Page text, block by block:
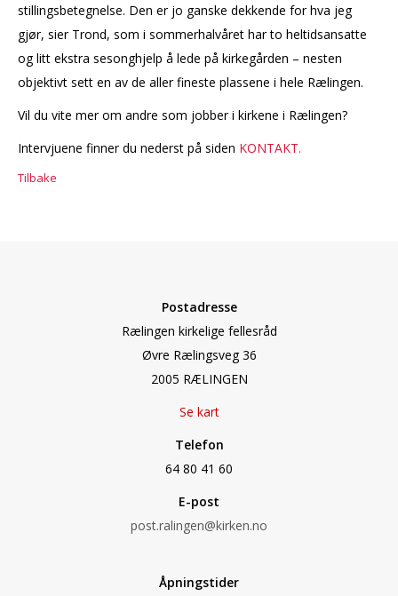
stillingsbetegnelse. Den er jo ganske dekkende for hva jeg
gjør, sier Trond, som i sommerhalvåret har to heltidsansatte
og litt ekstra sesonghjelp å lede på kirkegården – nesten
objektivt sett en av de aller fineste plassene i hele Rælingen.
Vil du vite mer om andre som jobber i kirkene i Rælingen?
Intervjuene finner du nederst på siden KONTAKT.
Tilbake
Postadresse
Rælingen kirkelige fellesråd
Øvre Rælingsveg 36
2005 RÆLINGEN
Se kart
Telefon
64 80 41 60
E-post
post.ralingen@kirken.no
Åpningstider